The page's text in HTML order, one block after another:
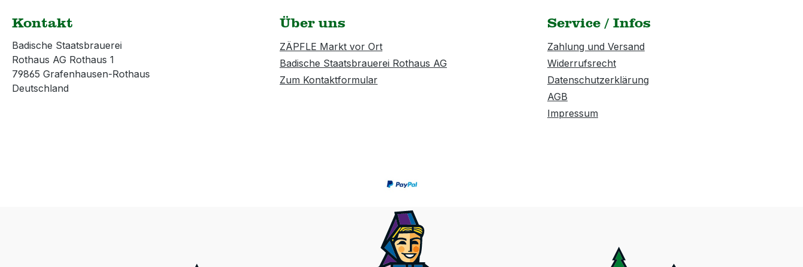
Stück Größe: 16 mm,
Farbe: Elfenbein mit
schwarzen Augen,
Rothaus-Logo als "6"
Skat | französisches Bild
mit "Historischem
Spielpläne, 114 Jetons, 1
Würfel Spielanleitung
Werbeagentur & Verlag
Kontakt
Badische Staatsbrauerei
Rothaus AG Rothaus 1
79865 Grafenhausen-Rothaus
Deutschland
Über uns
ZÄPFLE Markt vor Ort
Badische Staatsbrauerei Rothaus AG
Zum Kontaktformular
Service / Infos
Zahlung und Versand
Widerrufsrecht
Datenschutzerklärung
AGB
Impressum